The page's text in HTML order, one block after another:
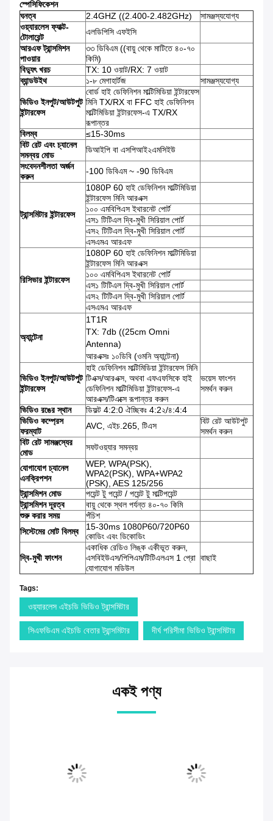
স্পেসিফিকেশন
ঘনত্ব
2.4GHZ ((2.400-2.482GHz)
সামঞ্জস্যযোগ্য
ওয়্যারলেস ফ্যাক্ট-
টোলারেন্ট
এলডিপিসি এফইসি
আরএফ ট্রান্সমিশন
পাওয়ার
৩৩ ডিবিএম ((বায়ু থেকে মাটিতে ৪০-৭০
কিমি)
বিদ্যুৎ খরচ
TX: 10 ওয়াট/RX: 7 ওয়াট
ব্যান্ডউইথ
১-৮ মেগাহার্টজ সামঞ্জস্যযোগ্য
ভিডিও ইনপুট/আউটপুট
ইন্টারফেস
বোর্ড হাই ডেফিনিশন মাল্টিমিডিয়া ইন্টারফেস
মিনি TX/RX বা FFC হাই ডেফিনিশন
মাল্টিমিডিয়া ইন্টারফেস-এ TX/RX
রূপান্তর
বিলম্ব
≤15-30ms
বিট রেট এবং চ্যানেল
সমন্বয় মোড
ডিআইপি বা এসপিআই২এমসিইউ
সংবেদনশীলতা অর্জন
করুন
-100 ডিবিএম ~ -90 ডিবিএম
ট্রান্সমিটার ইন্টারফেস
1080P 60 হাই ডেফিনিশন মাল্টিমিডিয়া
ইন্টারফেস মিনি আরএক্স
১০০ এমবিপিএস ইথারনেট পোর্ট
এস১ টিটিএল দ্বি-মুখী সিরিয়াল পোর্ট
এস২ টিটিএল দ্বি-মুখী সিরিয়াল পোর্ট
এসএমএ আরএফ
রিসিভার ইন্টারফেস
1080P 60 হাই ডেফিনিশন মাল্টিমিডিয়া
ইন্টারফেস মিনি আরএক্স
১০০ এমবিপিএস ইথারনেট পোর্ট
এস১ টিটিএল দ্বি-মুখী সিরিয়াল পোর্ট
এস২ টিটিএল দ্বি-মুখী সিরিয়াল পোর্ট
এসএমএ আরএফ
অ্যান্টেনা
1T1R
TX: 7db ((25cm Omni
Antenna)
আরএক্সঃ ১০ডিবি (ওমনি অ্যান্টেনা)
ভিডিও ইনপুট/আউটপুট
ইন্টারফেস
হাই ডেফিনিশন মাল্টিমিডিয়া ইন্টারফেস মিনি
টিএক্স/আরএক্স, অথবা এফএফসিকে হাই
ডেফিনিশন মাল্টিমিডিয়া ইন্টারফেস-এ
আরএক্স/টিএক্সে রূপান্তর করুন
ভয়েস ফাংশন
সমর্থন করুন
ভিডিও রঙের স্থান
ডিফল্ট 4:2:0 ঐচ্ছিকঃ 4:2২/৪:4:4
ভিডিও কম্প্রেস
ফরম্যাট
AVC, এইচ.265, টিএস
বিট রেট আউটপুট
সমর্থন করুন
বিট রেট সামঞ্জস্যের
মোড
সফটওয়্যার সমন্বয়
যোগাযোগ চ্যানেল
এনক্রিপশন
WEP, WPA(PSK),
WPA2(PSK), WPA+WPA2
(PSK), AES 125/256
ট্রান্সমিশন মোড
পয়েন্ট টু পয়েন্ট / পয়েন্ট টু মাল্টিপয়েন্ট
ট্রান্সমিশন দূরত্ব
বায়ু থেকে স্থল পর্যন্ত ৪০-৭০ কিমি
শুরু করার সময়
পঁচিশ
সিস্টেমের মোট বিলম্ব
15-30ms 1080P60/720P60
কোডিং এবং ডিকোডিং
দ্বি-মুখী ফাংশন
একাধিক রেডিও লিঙ্ক একীভূত করুন,
এসবিইউএস/পিপিএম/টিটিএলএস 1 প্রো
যোগাযোগ মডিউল
বাছাই
Tags:
ওয়্যারলেস এইচডি ভিডিও ট্রান্সমিটার
সিএফডিএম এইচডি বেতার ট্রান্সমিটার দীর্ঘ পরিসীমা ভিডিও ট্রান্সমিটার
একই পণ্য